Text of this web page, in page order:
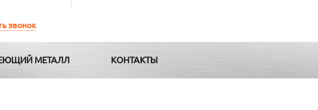
звонок
МЕТАЛЛ КОНТАКТЫ